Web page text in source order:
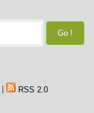
RSS 2.0